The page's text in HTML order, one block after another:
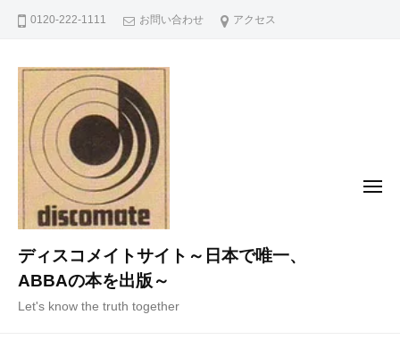
0120-222-1111 お問い合わせ アクセス
ディスコメイトサイト～日本で唯一、
ABBAの本を出版～
Let's know the truth together
メ